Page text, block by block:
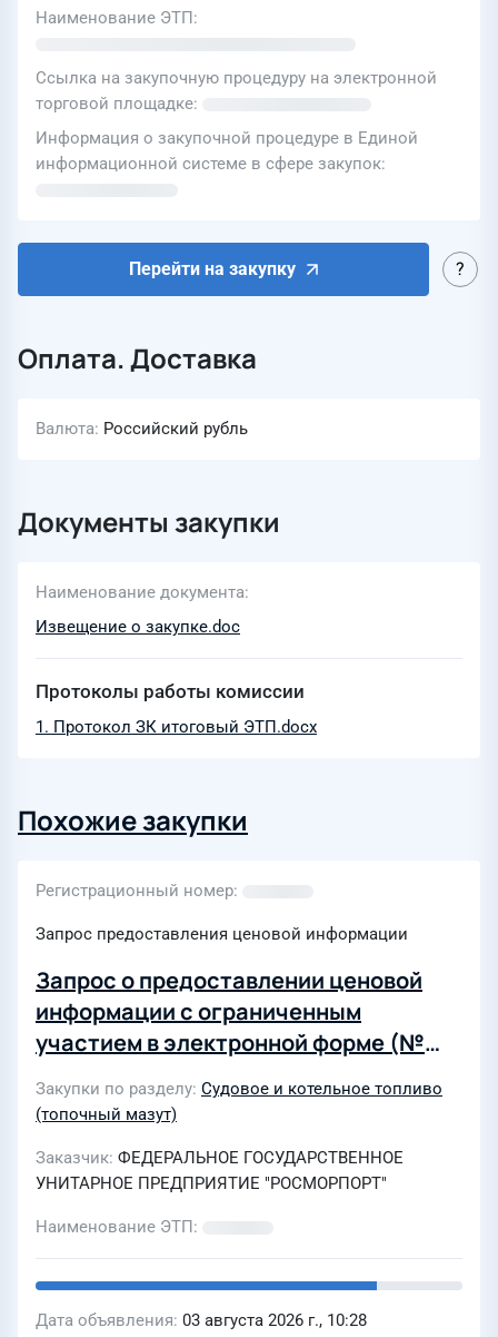
Наименование ЭТП
Ссылка на закупочную процедуру на электронной
торговой площадке
Информация о закупочной процедуре в Единой
информационной системе в сфере закупок
Перейти на закупку
Оплата. Доставка
Валюта Российский рубль
Документы закупки
Наименование документа
Извещение о закупке.doc
Протоколы работы комиссии
1. Протокол ЗК итоговый ЭТП.docx
Похожие закупки
Регистрационный номер
Запрос предоставления ценовой информации
Запрос о предоставлении ценовой
информации с ограниченным
участием в электронной форме (№
поставщика судового топлива DMA
(либо его аналог), с содержанием
серы до 0,5%, не отнесенного
производителем к подакцизным
средним дистиллятам, в количестве
120 тонн в морском порту Азов
Закупки по разделу Судовое и котельное топливо
(топочный мазут)
Заказчик ФЕДЕРАЛЬНОЕ ГОСУДАРСТВЕННОЕ
УНИТАРНОЕ ПРЕДПРИЯТИЕ "РОСМОРПОРТ"
Наименование ЭТП
Дата объявления 03 августа 2026 г., 10:28